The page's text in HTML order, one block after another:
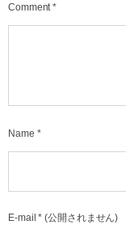
Comment *
Name *
E-mail * (公開されません)